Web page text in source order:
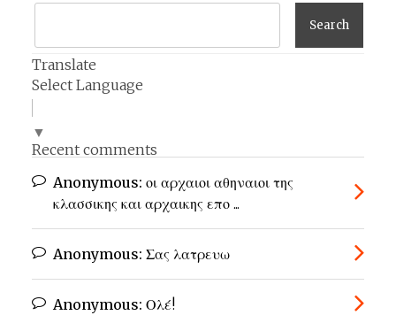
Translate
Select Language
▼
Recent comments
Anonymous: οι αρχαιοι αθηναιοι της
κλασσικης και αρχαικης επο ...
Anonymous: Σας λατρευω
Anonymous: Ολέ!